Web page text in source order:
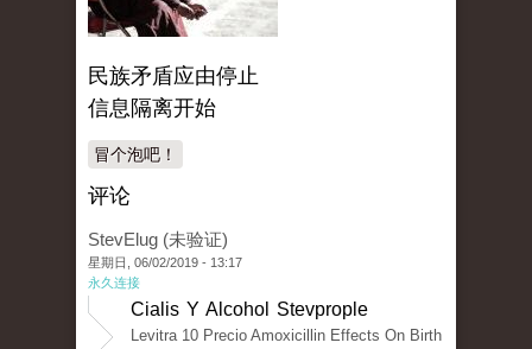
民族矛盾应由停止
信息隔离开始
冒个泡吧！
评论
StevElug (未验证)
星期日, 06/02/2019 - 13:17
永久连接
Cialis Y Alcohol Stevprople
Levitra 10 Precio Amoxicillin Effects On Birth